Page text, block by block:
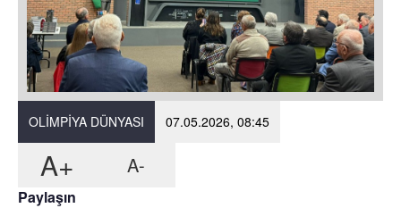
OLIMPIYA DÜNYASI 07.05.2026, 08:45
A+ A-
Paylaşın